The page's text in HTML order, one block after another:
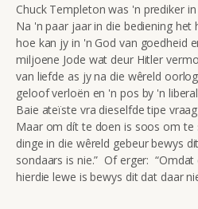
Chuck Templeton was 'n prediker
Na 'n paar jaar in die bediening het
hoe kan jy in 'n God van goedheid
miljoene Jode wat deur Hitler
van liefde as jy na die wêreld
geloof verloën en 'n pos by 'n
Baie ateïste vra dieselfde tipe
Maar om dít te doen is soos om te
dinge in die wêreld gebeur bewys
sondaars is nie.” Of erger:
hierdie lewe is bewys dit dat daar